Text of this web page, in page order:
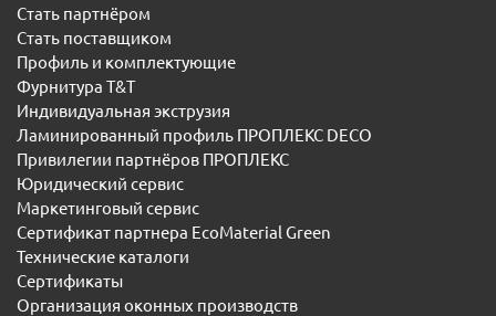
Стать партнёром
Стать поставщиком
Профиль и комплектующие
Фурнитура T&T
Индивидуальная экструзия
Ламинированный профиль ПРОПЛЕКС DECO
Привилегии партнёров ПРОПЛЕКС
Юридический сервис
Маркетинговый сервис
Сертификат партнера EcoMaterial Green
Технические каталоги
Сертификаты
Организация оконных производств